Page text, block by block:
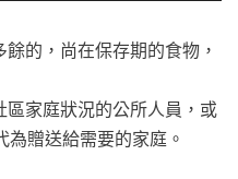
的，尚在保存期的食物，
家庭狀況的公所人員，或
贈送給需要的家庭。